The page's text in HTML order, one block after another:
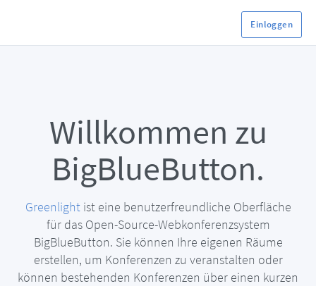
Einloggen
Willkommen zu
BigBlueButton.
Greenlightist eine benutzerfreundliche Oberfläche
für das Open-Source-Webkonferenzsystem
BigBlueButton. Sie können Ihre eigenen Räume
erstellen, um Konferenzen zu veranstalten oder
können bestehenden Konferenzen über einen kurzen